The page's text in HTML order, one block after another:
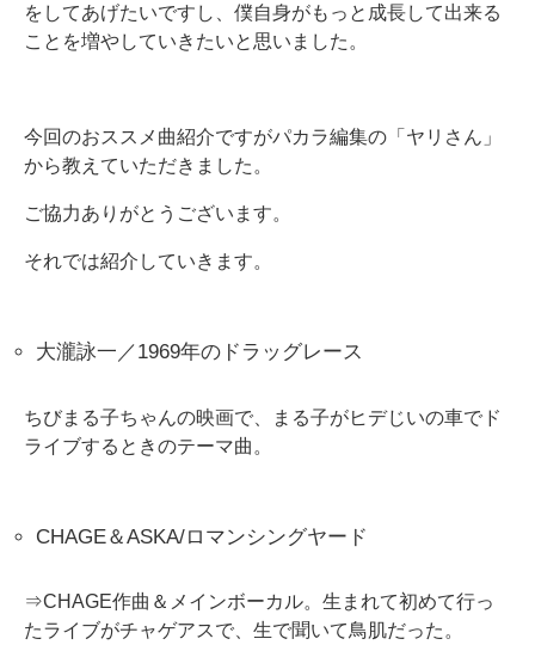
をしてあげたいですし、僕自身がもっと成長して出来る
ことを増やしていきたいと思いました。
今回のおススメ曲紹介ですがパカラ編集の「ヤリさん」
から教えていただきました。
ご協力ありがとうございます。
それでは紹介していきます。
大瀧詠一／1969年のドラッグレース
ちびまる子ちゃんの映画で、まる子がヒデじいの車でド
ライブするときのテーマ曲。
CHAGE＆ASKA/ロマンシングヤード
⇒CHAGE作曲＆メインボーカル。生まれて初めて行っ
たライブがチャゲアスで、生で聞いて鳥肌だった。